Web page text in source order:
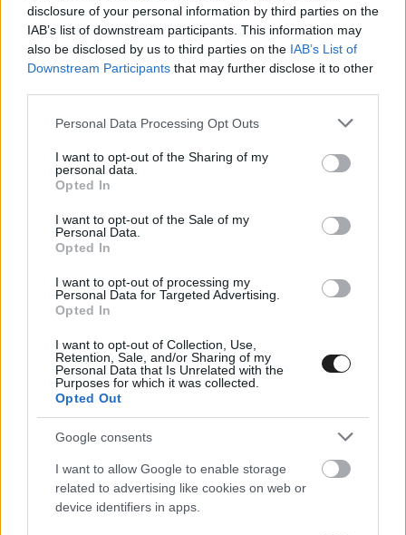
disclosure of your personal information by third parties on the
IAB’s list of downstream participants. This information may
also be disclosed by us to third parties on the IAB’s List of
Downstream Participants that may further disclose it to other
Please note that this website/app uses one or more Google
not limited to your visit or usage behaviour. You may click to
grant or deny consent to Google and its third-party tags to
use your data for below specified purposes in below Google
consent section.
Personal Data Processing Opt Outs
I want to opt-out of the Sharing of my
personal data.
Opted In
I want to opt-out of the Sale of my
Personal Data.
Opted In
I want to opt-out of processing my
Personal Data for Targeted Advertising.
Opted In
I want to opt-out of Collection, Use,
Retention, Sale, and/or Sharing of my
Personal Data that Is Unrelated with the
Purposes for which it was collected.
Opted Out
Google consents
I want to allow Google to enable storage
related to advertising like cookies on web or
device identifiers in apps.
területen, az ugyanis szembemenne azzal a zöld
üzenettel, amivel a sport hirdette magát az idei
szezon előtt, miszerint az autók teljesítménye
motor és az elektromos komponens
teljesítményétől. Két gyártót, az Audit és a
Hondát pedig kifejezetten ezzel sikerült
bevonzani.